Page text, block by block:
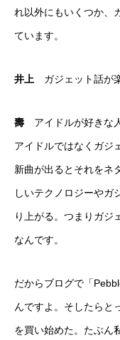
れ以外にもいくつか、
ています。
井上 ガジェット話が
壽 アイドルが好きな
アイドルではなくガジ
新曲が出るとそれをネ
しいテクノロジーやガ
り上がる。つまりガジ
なんです。
だからブログで「
んですよ。そしたらと
を買い始めた。たぶん